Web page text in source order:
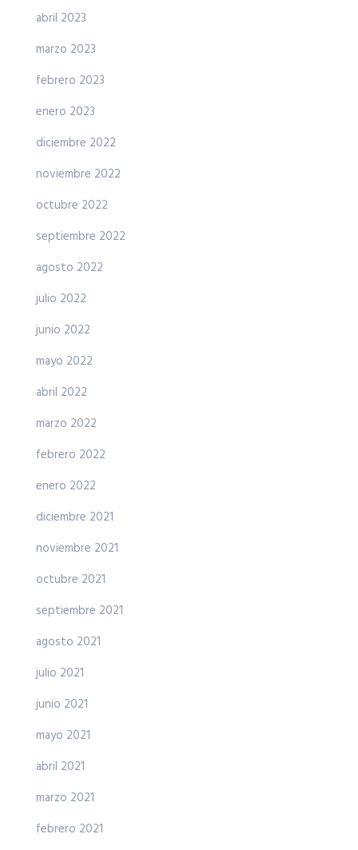
abril 2023
marzo 2023
febrero 2023
enero 2023
diciembre 2022
noviembre 2022
octubre 2022
septiembre 2022
agosto 2022
julio 2022
junio 2022
mayo 2022
abril 2022
marzo 2022
febrero 2022
enero 2022
diciembre 2021
noviembre 2021
octubre 2021
septiembre 2021
agosto 2021
julio 2021
junio 2021
mayo 2021
abril 2021
marzo 2021
febrero 2021